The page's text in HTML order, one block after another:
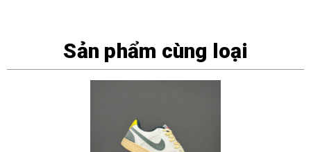
Sản phẩm cùng loại